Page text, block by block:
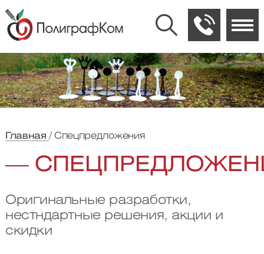
Главная Спецпредложения
Оригинальные разработки,
нестндартные решения, акции и
скидки